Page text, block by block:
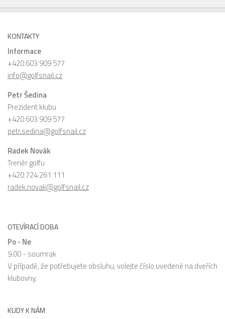
KONTAKTY
Informace
+420 603 909 577
info@golfsnail.cz
Petr Šedina
Prezident klubu
+420 603 909 577
petr.sedina@golfsnail.cz
Radek Novák
Trenér golfu
+420 724 261 111
radek.novak@golfsnail.cz
OTEVÍRACÍ DOBA
Po - Ne
9.00 - soumrak
V případě, že potřebujete obsluhu, volejte číslo uvedené na dveřích
klubovny.
KUDY K NÁM